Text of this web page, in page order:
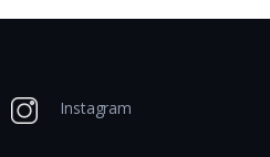
Instagram